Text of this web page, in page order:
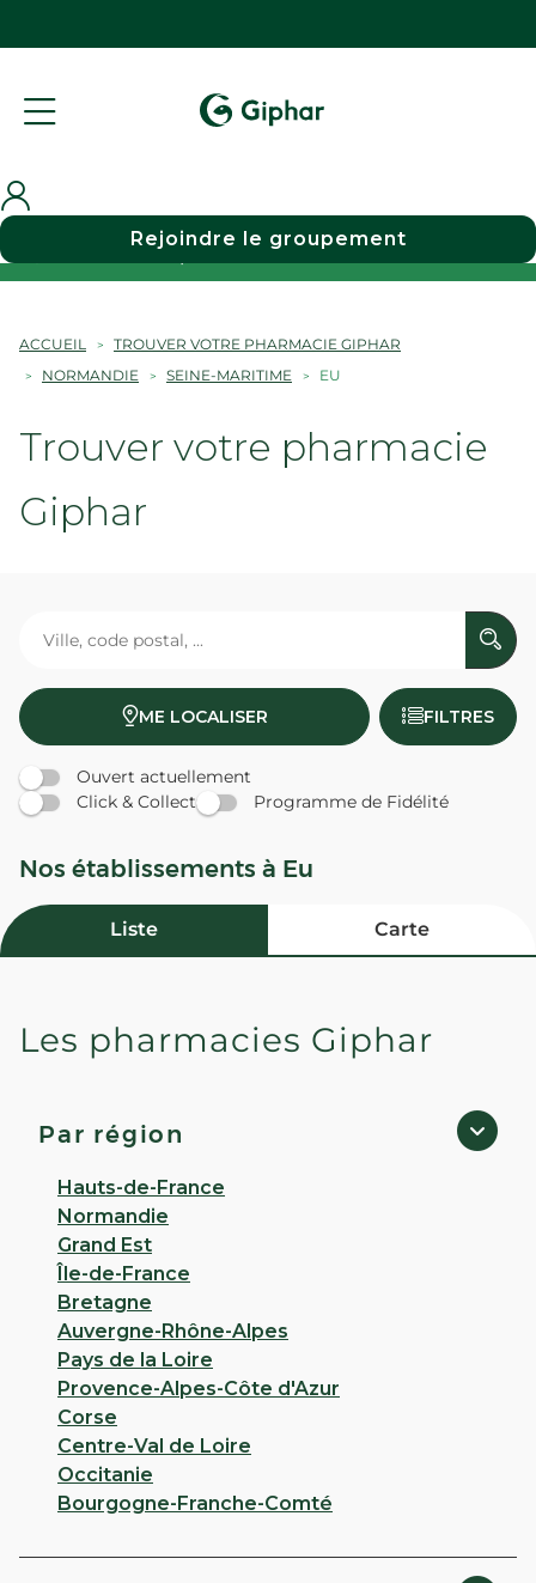
Choisir une pharmacie
Rejoindre le groupement
ACCUEIL
TROUVER VOTRE PHARMACIE GIPHAR
NORMANDIE
SEINE-MARITIME EU
Trouver votre pharmacie
Giphar
ME LOCALISER FILTRES
Ouvert actuellement
Click & Collect
Programme de Fidélité
Nos établissements à Eu
Liste Carte
PHARMACIE DE LA TETE
Fermé· Ouvre à 08:30
2 rue du maréchal foch 76260 Eu
Appeler
PLUS D'INFO
CHOISIR CETTE PHARMACIE
Les pharmacies Giphar
Par région
Hauts-de-France
Normandie
Grand Est
Île-de-France
Bretagne
Auvergne-Rhône-Alpes
Pays de la Loire
Provence-Alpes-Côte d'Azur
Corse
Centre-Val de Loire
Occitanie
Bourgogne-Franche-Comté